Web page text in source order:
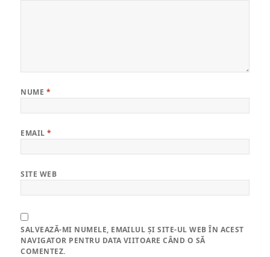
NUME *
EMAIL*
SITE WEB
SALVEAZĂ-MI NUMELE, EMAILUL ȘI SITE-UL WEB ÎN ACEST
NAVIGATOR PENTRU DATA VIITOARE CÂND O SĂ
COMENTEZ.